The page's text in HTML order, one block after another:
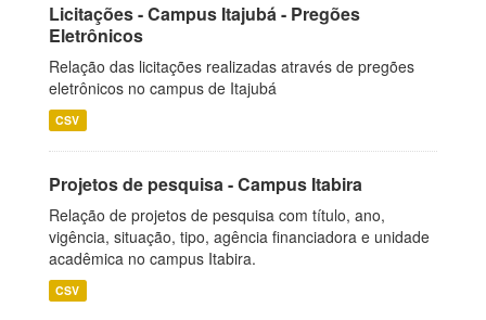
Licitações - Campus Itajubá - Pregões
Eletrônicos
Relação das licitações realizadas através de pregões
eletrônicos no campus de Itajubá
CSV
Projetos de pesquisa - Campus Itabira
Relação de projetos de pesquisa com título, ano,
vigência, situação, tipo, agência financiadora e unidade
acadêmica no campus Itabira.
CSV